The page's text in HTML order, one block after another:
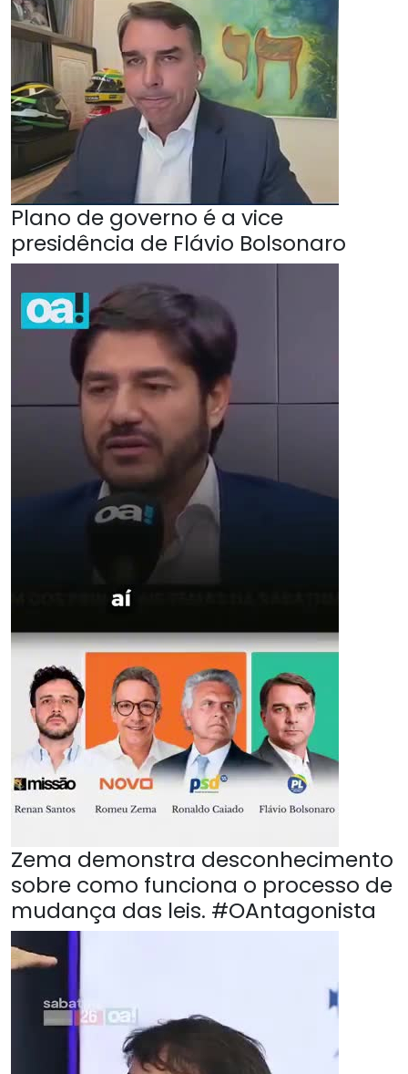
Plano de governo é a vice
presidência de Flávio Bolsonaro
Zema demonstra desconhecimento
sobre como funciona o processo de
mudança das leis. #OAntagonista